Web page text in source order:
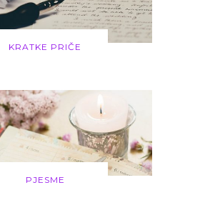
KRATKE PRIČE
PJESME